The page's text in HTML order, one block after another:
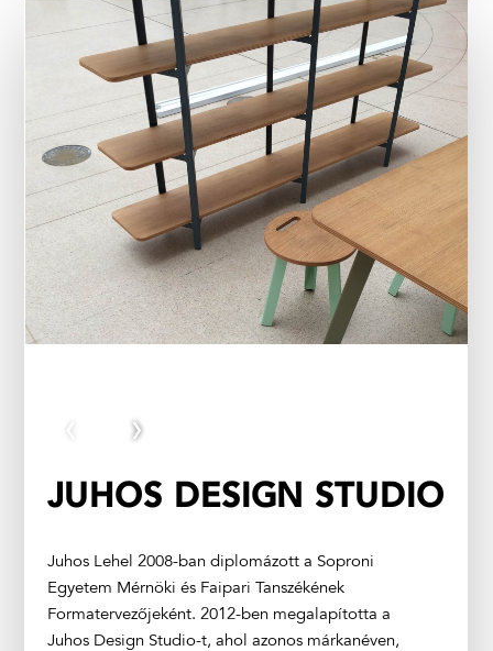
›
JUHOS DESIGN STUDIO
Juhos Lehel 2008-ban diplomázott a Soproni
Egyetem Mérnöki és Faipari Tanszékének
Formatervezőjeként. 2012-ben megalapította a
Juhos Design Studio-t, ahol azonos márkanéven,